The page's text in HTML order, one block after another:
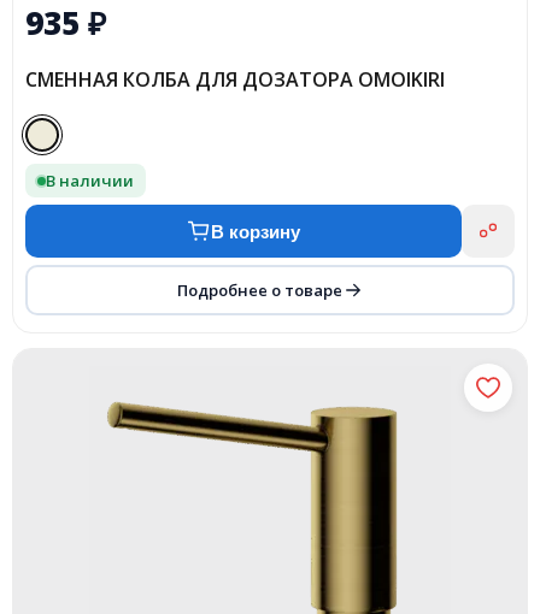
935 ₽
СМЕННАЯ КОЛБА ДЛЯ ДОЗАТОРА OMOIKIRI
В наличии
В корзину
Подробнее о товаре